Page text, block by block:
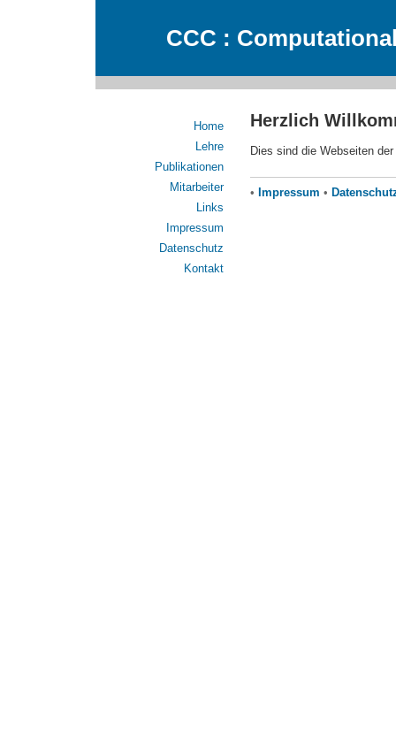
CCC :
Herzlich
Dies sind die Webseiten
• Impressum •
Home
Lehre
Publikationen
Mitarbeiter
Links
Impressum
Datenschutz
Kontakt